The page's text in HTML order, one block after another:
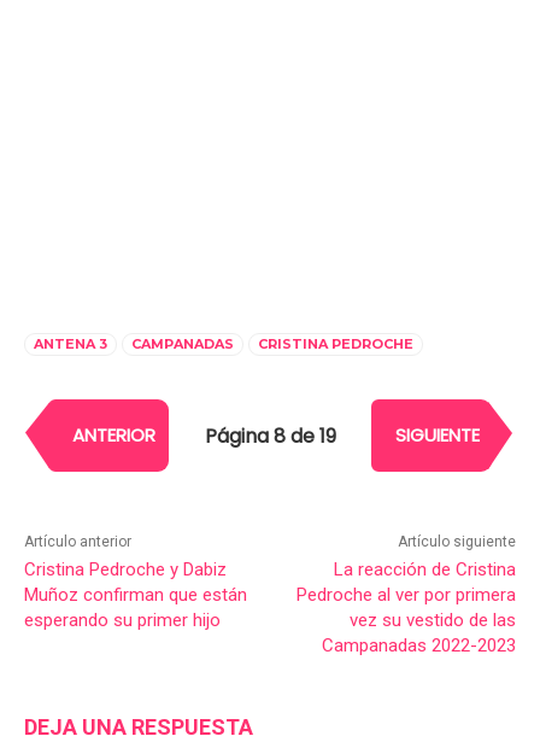
ANTENA 3 CAMPANADAS CRISTINA PEDROCHE
ANTERIOR Página 8 de 19 SIGUIENTE
Artículo anterior
Cristina Pedroche y Dabiz
Muñoz confirman que están
esperando su primer hijo
Artículo siguiente
La reacción de Cristina
Pedroche al ver por primera
vez su vestido de las
Campanadas 2022-2023
DEJA UNA RESPUESTA